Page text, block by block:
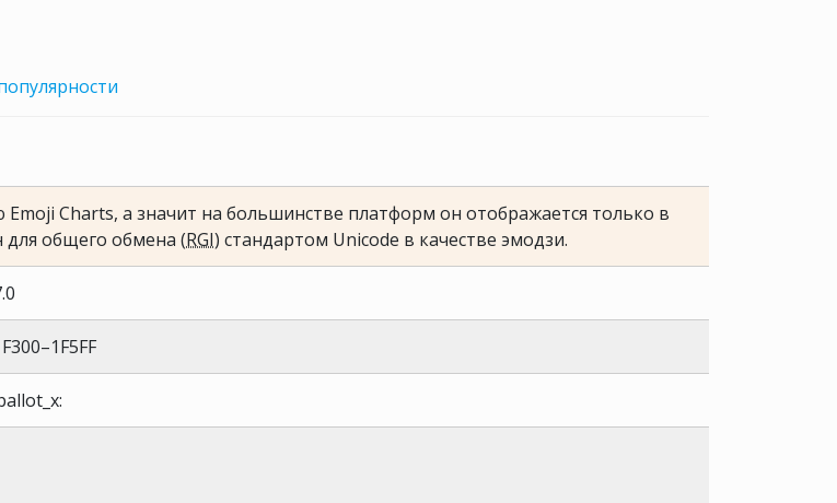
Charts, а значит на большинстве платформ он отображается только в
для общего обмена (RGI) стандартом Unicode в качестве эмодзи.